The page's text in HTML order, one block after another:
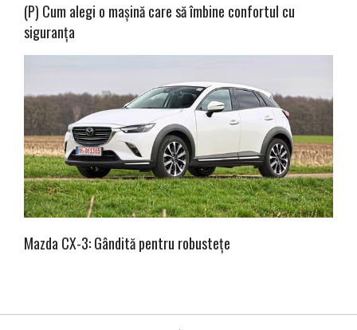
(P) Cum alegi o mașină care să îmbine confortul cu
siguranța
Mazda CX-3: Gândită pentru robustețe